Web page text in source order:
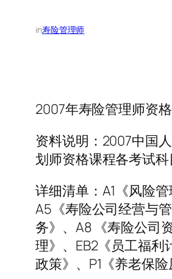
in寿险管理师
2007年寿险管理师资
资料说明：2007中国
划师资格课程各考试科
详细清单：A1《风险
A5《寿险公司经营与
务》、A8 《寿险公司
理》、EB2《员工福
政策》、P1《养老保